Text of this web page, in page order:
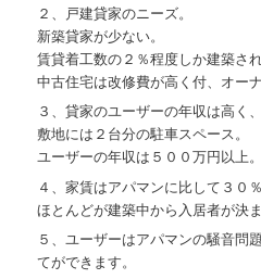
２、戸建貸家のニーズ。
新築貸家が少ない。
賃貸着工数の２％程度しか建築さ
中古住宅は改修費が高く付、オー
３、貸家のユーザーの年収は高く
敷地には２台分の駐車スペース。
ユーザーの年収は５００万円以上
４、家賃はアパマンに比して３０
ほとんどが建築中から入居者が決ま
５、ユーザーはアパマンの騒音問
てができます。